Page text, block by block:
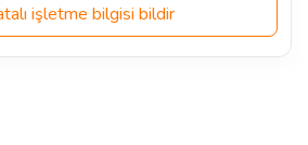
işletme bilgisi bildir